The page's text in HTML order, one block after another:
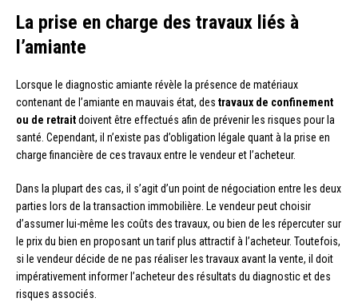
La prise en charge des travaux liés à
l’amiante
Lorsque le diagnostic amiante révèle la présence de matériaux
contenant de l’amiante en mauvais état, des travaux de confinement
ou de retraitdoivent être effectués afin de prévenir les risques pour la
santé. Cependant, il n’existe pas d’obligation légale quant à la prise en
charge financière de ces travaux entre le vendeur et l’acheteur.
Dans la plupart des cas, il s’agit d’un point de négociation entre les deux
parties lors de la transaction immobilière. Le vendeur peut choisir
d’assumer lui-même les coûts des travaux, ou bien de les répercuter sur
le prix du bien en proposant un tarif plus attractif à l’acheteur. Toutefois,
si le vendeur décide de ne pas réaliser les travaux avant la vente, il doit
impérativement informer l’acheteur des résultats du diagnostic et des
risques associés.